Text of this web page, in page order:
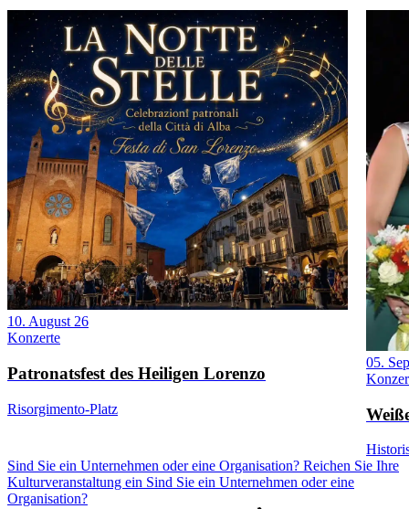
10. August 26
Konzerte
Patronatsfest des Heiligen Lorenzo
Risorgimento-Platz
05.
Sind Sie ein Unternehmen oder eine Organisation? Reichen Sie Ihre
Kulturveranstaltung ein Sind Sie ein Unternehmen oder eine
Organisation?